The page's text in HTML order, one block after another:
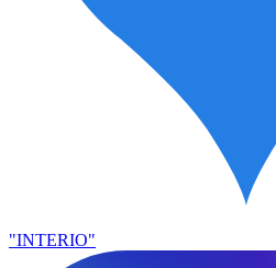
"INTERIO"